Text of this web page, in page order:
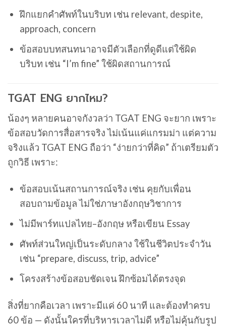
ฝึกแยกคำศัพท์ในบริบท เช่น relevant, despite,
approach, concern
ข้อสอบบทสนทนาอาจมีตัวเลือกที่ดูดีแต่ใช้ผิด
บริบท เช่น “I’m fine” ใช้ผิดสถานการณ์
TGAT ENG ยากไหม?
น้องๆ หลายคนอาจกังวลว่า TGAT ENG จะยาก เพราะ
ข้อสอบวัดการสื่อสารจริง ไม่เน้นแค่แกรมม่า แต่ความ
จริงแล้ว TGAT ENG ถือว่า “ง่ายกว่าที่คิด” ถ้าเตรียมตัว
ถูกวิธี เพราะ:
ข้อสอบเน้นสถานการณ์จริง เช่น คุยกับเพื่อน
สอบถามข้อมูล ไม่ใช่ภาษาอังกฤษวิชาการ
ไม่มีพาร์ทแปลไทย–อังกฤษ หรือเขียน Essay
ศัพท์ส่วนใหญ่เป็นระดับกลาง ใช้ในชีวิตประจำวัน
เช่น “prepare, discuss, trip, advice”
โครงสร้างข้อสอบชัดเจน ฝึกซ้อมได้ตรงจุด
สิ่งที่ยากคือเวลา เพราะมีแค่ 60 นาที และต้องทำครบ
60 ข้อ — ดังนั้นใครที่บริหารเวลาไม่ดี หรือไม่คุ้นกับรูป